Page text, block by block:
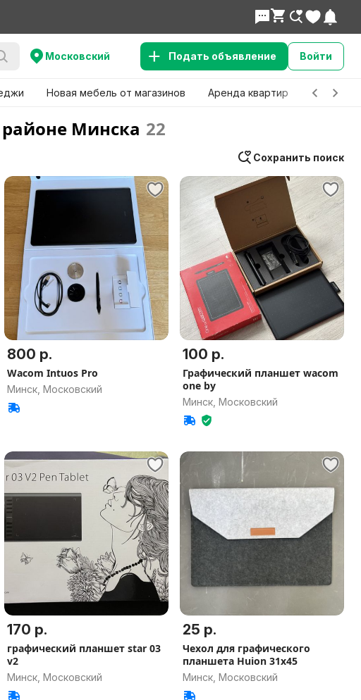
Московский Подать объявление Войти
Новая мебель от магазинов Аренда квартир Детские
Минска 22
Сохранить поиск
800 р.
Wacom Intuos Pro
Минск, Московский
100 р.
Графический планшет wacom
one by
Минск, Московский
170 р.
графический планшет star 03
v2
Минск, Московский
25 р.
Чехол для графического
планшета Huion 31x45
Минск, Московский